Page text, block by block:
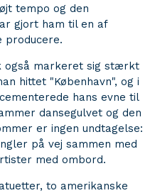
tempo og den
gjort ham til en af
producere.
også markeret sig stærkt
hittet "København", og i
hans evne til
dansegulvet og den
er ingen undtagelse:
på vej sammen med
med ombord.
to amerikanske